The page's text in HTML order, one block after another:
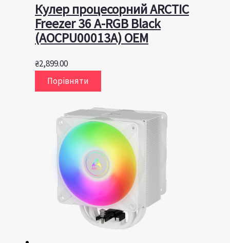
Кулер процесорний ARCTIC
Freezer 36 A-RGB Black
(AOCPU00013A) OEM
₴2,899.00
Порівняти